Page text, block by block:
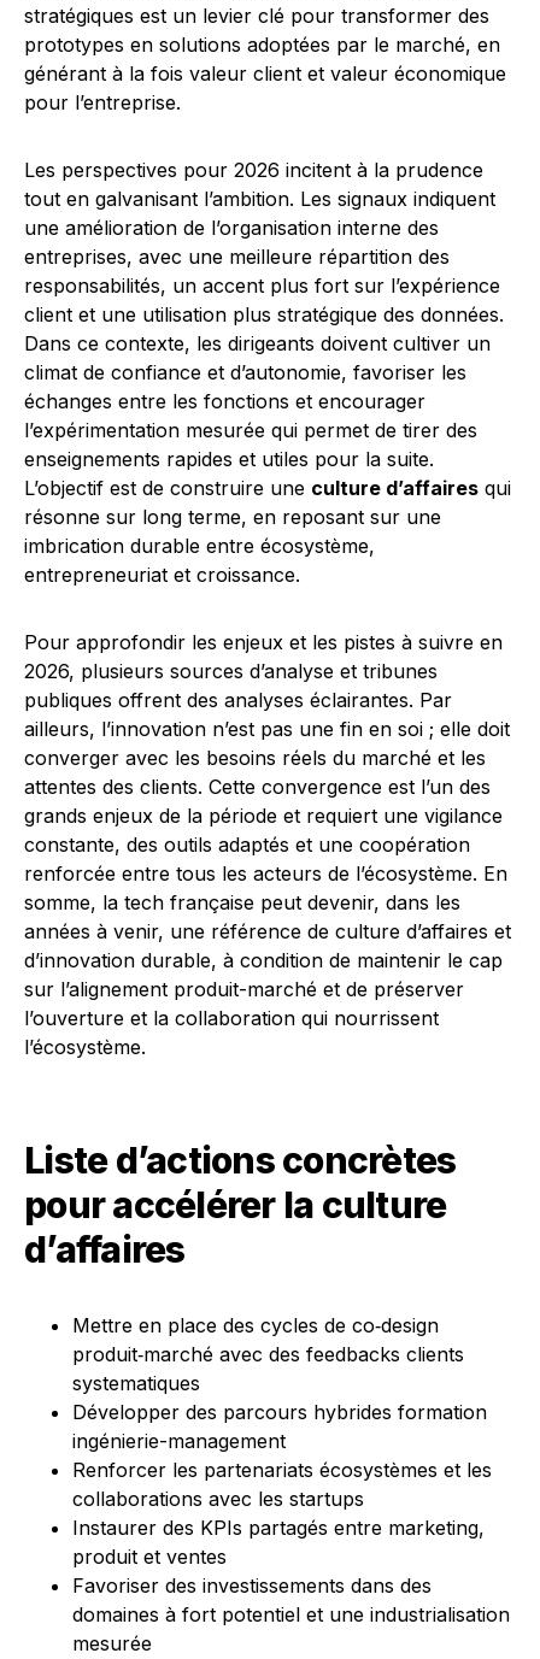
stratégiques est un levier clé pour transformer des
prototypes en solutions adoptées par le marché, en
générant à la fois valeur client et valeur économique
pour l’entreprise.
Les perspectives pour 2026 incitent à la prudence
tout en galvanisant l’ambition. Les signaux indiquent
une amélioration de l’organisation interne des
entreprises, avec une meilleure répartition des
responsabilités, un accent plus fort sur l’expérience
client et une utilisation plus stratégique des données.
Dans ce contexte, les dirigeants doivent cultiver un
climat de confiance et d’autonomie, favoriser les
échanges entre les fonctions et encourager
l’expérimentation mesurée qui permet de tirer des
enseignements rapides et utiles pour la suite.
L’objectif est de construire une culture d’affaires qui
résonne sur long terme, en reposant sur une
imbrication durable entre écosystème,
entrepreneuriat et croissance.
Pour approfondir les enjeux et les pistes à suivre en
2026, plusieurs sources d’analyse et tribunes
publiques offrent des analyses éclairantes. Par
ailleurs, l’innovation n’est pas une fin en soi ; elle doit
converger avec les besoins réels du marché et les
attentes des clients. Cette convergence est l’un des
grands enjeux de la période et requiert une vigilance
constante, des outils adaptés et une coopération
renforcée entre tous les acteurs de l’écosystème. En
somme, la tech française peut devenir, dans les
années à venir, une référence de culture d’affaires et
d’innovation durable, à condition de maintenir le cap
sur l’alignement produit-marché et de préserver
l’ouverture et la collaboration qui nourrissent
l’écosystème.
Liste d’actions concrètes
pour accélérer la culture
d’affaires
Mettre en place des cycles de co‑design
produit‑marché avec des feedbacks clients
systematiques
Développer des parcours hybrides formation
ingénierie-management
Renforcer les partenariats écosystèmes et les
collaborations avec les startups
Instaurer des KPIs partagés entre marketing,
produit et ventes
Favoriser des investissements dans des
domaines à fort potentiel et une industrialisation
mesurée